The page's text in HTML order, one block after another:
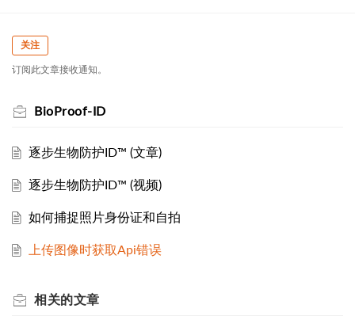
关注
订阅此文章接收通知。
BioProof-ID
逐步生物防护ID™ (文章)
逐步生物防护ID™ (视频)
如何捕捉照片身份证和自拍
上传图像时获取Api错误
相关的文章